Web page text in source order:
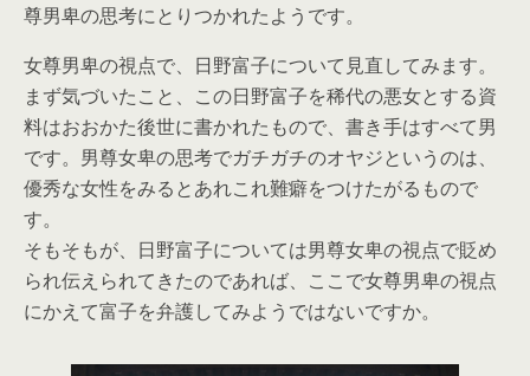
尊男卑の思考にとりつかれたようです。
女尊男卑の視点で、日野富子について見直してみます。
まず気づいたこと、この日野富子を稀代の悪女とする資
料はおおかた後世に書かれたもので、書き手はすべて男
です。男尊女卑の思考でガチガチのオヤジというのは、
優秀な女性をみるとあれこれ難癖をつけたがるもので
す。
そもそもが、日野富子については男尊女卑の視点で貶め
られ伝えられてきたのであれば、ここで女尊男卑の視点
にかえて富子を弁護してみようではないですか。